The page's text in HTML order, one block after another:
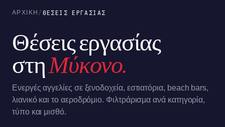
ΑΡΧΙΚΉ / ΘΈΣΕΙΣ ΕΡΓΑΣΊΑΣ
Θέσεις εργασίας
στηΜύκονο.
Ενεργές αγγελίες σε ξενοδοχεία, εστιατόρια, beach bars,
λιανικό και το αεροδρόμιο. Φιλτράρισμα ανά κατηγορία,
τύπο και μισθό.